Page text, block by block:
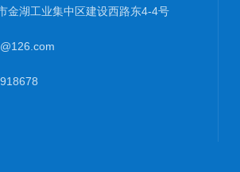
金湖工业集中区建设西路东4-4号